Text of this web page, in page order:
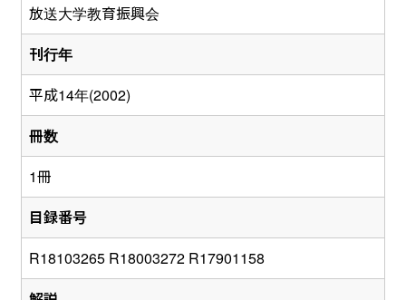
放送大学教育振興会
刊行年
平成14年(2002)
冊数
1冊
目録番号
R18103265 R18003272 R17901158